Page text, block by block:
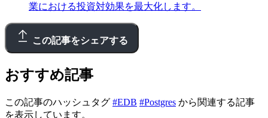
業における投資対効果を最大化します。
この記事をシェアする
おすすめ記事
この記事のハッシュタグ #EDB #Postgres から関連する記事
を表示しています。